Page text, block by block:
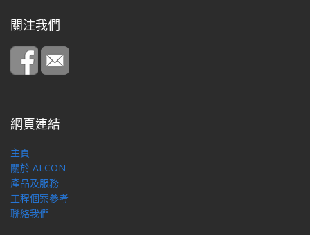
關注我們
網頁連結
主頁
關於 ALCON
產品及服務
工程個案參考
聯絡我們